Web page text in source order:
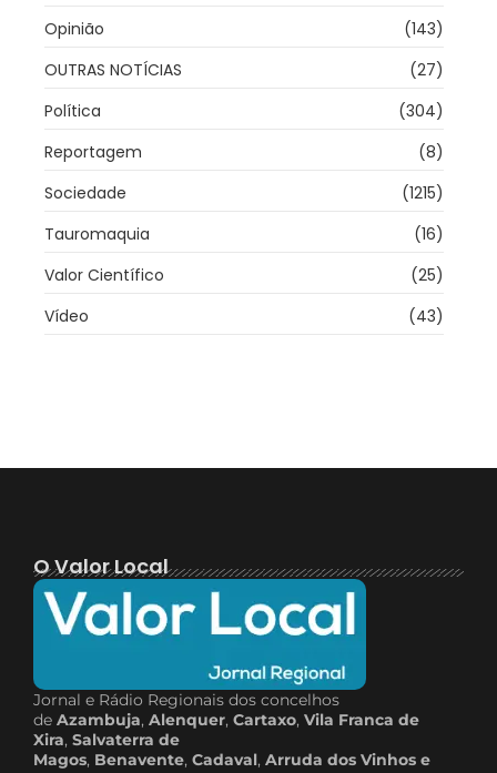
Opinião
(143)
OUTRAS NOTÍCIAS
(27)
Política
(304)
Reportagem
(8)
Sociedade
(1215)
Tauromaquia
(16)
Valor Científico
(25)
Vídeo
(43)
O Valor Local
Jornal e Rádio Regionais dos concelhos
de Azambuja, Alenquer, Cartaxo, Vila Franca de
Xira, Salvaterra de
Magos, Benavente, Cadaval, Arruda dos Vinhos e